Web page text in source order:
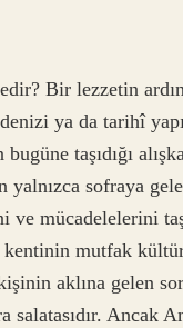
Bir lezzetin
ya da tarihî
taşıdığı
sofraya
mücadelelerini
kentinin mutfak
aklına gelen
Ancak